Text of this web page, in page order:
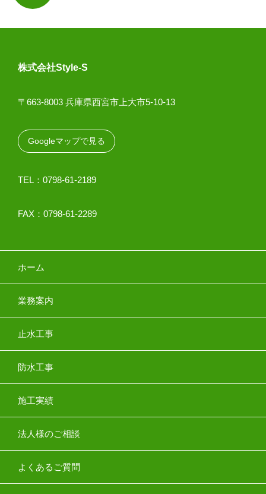
株式会社Style-S
〒663-8003 兵庫県西宮市上大市5-10-13
Googleマップで見る
TEL：0798-61-2189
FAX：0798-61-2289
ホーム
業務案内
止水工事
防水工事
施工実績
法人様のご相談
よくあるご質問